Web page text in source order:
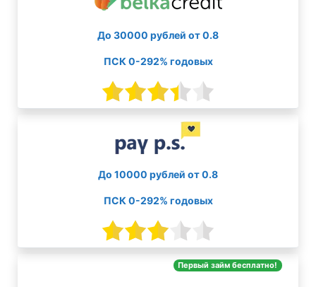
До 30000 рублей от 0.8
ПСК 0-292% годовых
До 10000 рублей от 0.8
ПСК 0-292% годовых
Первый займ бесплатно!